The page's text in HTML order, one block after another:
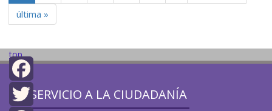
última »
Facebook
top
SERVICIO A LA CIUDADANÍA